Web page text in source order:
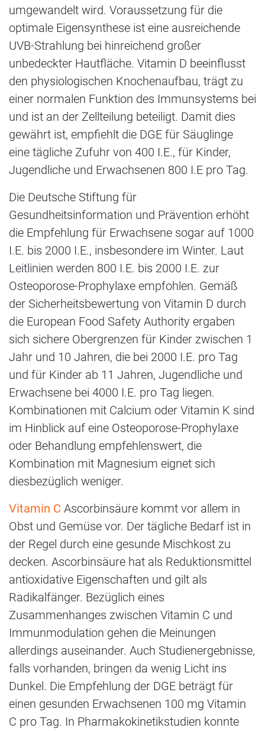
umgewandelt wird. Voraussetzung für die
optimale Eigensynthese ist eine ausreichende
UVB-Strahlung bei hinreichend großer
unbedeckter Hautfläche. Vitamin D beeinflusst
den physiologischen Knochenaufbau, trägt zu
einer normalen Funktion des Immunsystems bei
und ist an der Zellteilung beteiligt. Damit dies
gewährt ist, empfiehlt die DGE für Säuglinge
eine tägliche Zufuhr von 400 I.E., für Kinder,
Jugendliche und Erwachsenen 800 I.E pro Tag.
Die Deutsche Stiftung für
Gesundheitsinformation und Prävention erhöht
die Empfehlung für Erwachsene sogar auf 1000
I.E. bis 2000 I.E., insbesondere im Winter. Laut
Leitlinien werden 800 I.E. bis 2000 I.E. zur
Osteoporose-Prophylaxe empfohlen. Gemäß
der Sicherheitsbewertung von Vitamin D durch
die European Food Safety Authority ergaben
sich sichere Obergrenzen für Kinder zwischen 1
Jahr und 10 Jahren, die bei 2000 I.E. pro Tag
und für Kinder ab 11 Jahren, Jugendliche und
Erwachsene bei 4000 I.E. pro Tag liegen.
Kombinationen mit Calcium oder Vitamin K sind
im Hinblick auf eine Osteoporose-Prophylaxe
oder Behandlung empfehlenswert, die
Kombination mit Magnesium eignet sich
diesbezüglich weniger.
Vitamin C Ascorbinsäure kommt vor allem in
Obst und Gemüse vor. Der tägliche Bedarf ist in
der Regel durch eine gesunde Mischkost zu
decken. Ascorbinsäure hat als Reduktionsmittel
antioxidative Eigenschaften und gilt als
Radikalfänger. Bezüglich eines
Zusammenhanges zwischen Vitamin C und
Immunmodulation gehen die Meinungen
allerdings auseinander. Auch Studienergebnisse,
falls vorhanden, bringen da wenig Licht ins
Dunkel. Die Empfehlung der DGE beträgt für
einen gesunden Erwachsenen 100 mg Vitamin
C pro Tag. In Pharmakokinetikstudien konnte